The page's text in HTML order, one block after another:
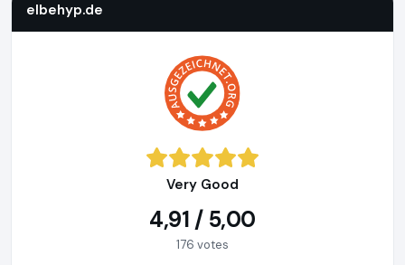
elbehyp.de
Very Good
4,91 / 5,00
176 votes